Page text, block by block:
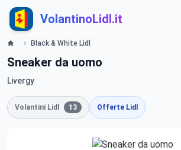
VolantinoLidl.it
Black & White Lidl
Sneaker da uomo
Livergy
Volantini Lidl 13 Offerte Lidl